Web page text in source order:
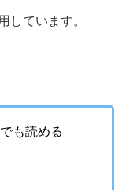
しています。
も読める